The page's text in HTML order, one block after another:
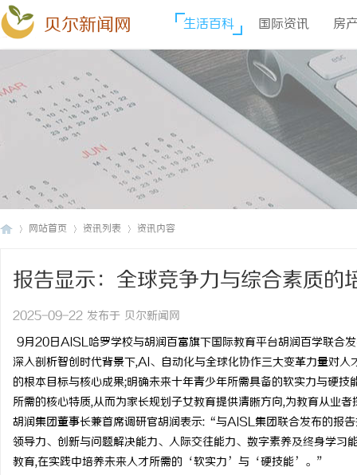
贝尔新闻网 生活百科 国际资讯 房
网站首页 资讯列表 资讯内容
报告显示：全球竞争力与综合素质的
2025-09-22 发布于 贝尔新闻网
9月20日AISL哈罗学校与胡润百富旗下国际教育平台胡润百学联合
深入剖析智创时代背景下,AI、自动化与全球化协作三大变革力量对
的根本目标与核心成果;明确未来十年青少年所需具备的软实力与硬
所需的核心特质,从而为家长规划子女教育提供清晰方向,为教育从业
胡润集团董事长兼首席调研官胡润表示:“与AISL集团联合发布的报
领导力、创新与问题解决能力、人际交往能力、数字素养及终身学
教育,在实践中培养未来人才所需的‘软实力’与‘硬技能’。”